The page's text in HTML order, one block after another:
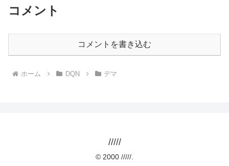
コメント
コメントを書き込む
ホーム DQN デマ
/////
© 2000 /////.